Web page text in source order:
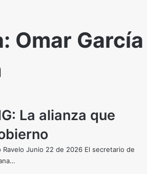
Omar García
La alianza que
Ravelo Junio 22 de 2026 El secretario de